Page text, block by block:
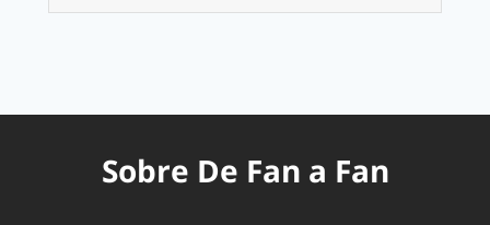
Sobre De Fan a Fan